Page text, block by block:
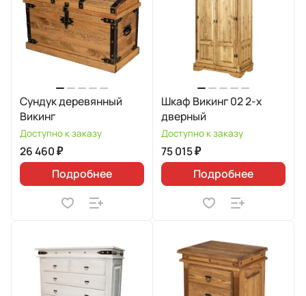
Сундук деревянный
Викинг
Доступно к заказу
26 460 ₽
Подробнее
Шкаф Викинг 02 2-х
дверный
Доступно к заказу
75 015 ₽
Подробнее